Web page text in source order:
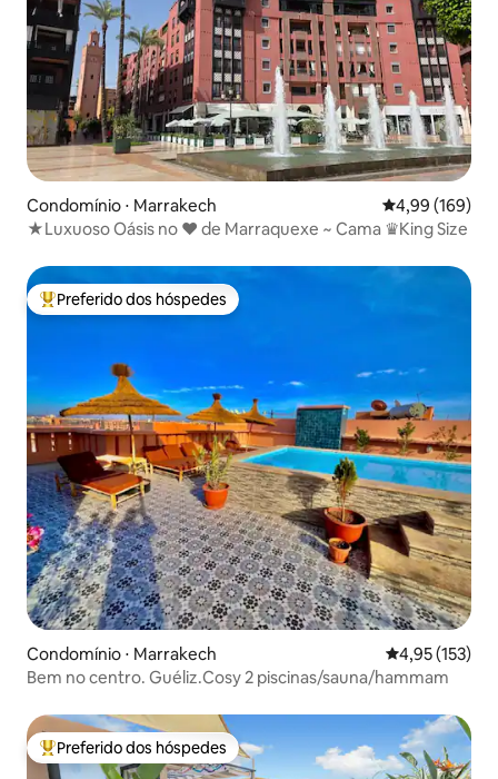
Condomínio ⋅ Marrakech 4,99 de uma
4,99 (169)
★Luxuoso Oásis no ❤ de Marraquexe ~ Cama ♛King Size
Entre os melhores preferidos dos hóspedes
Preferido dos hóspedes
Condomínio ⋅ Marrakech 4,95 de uma
4,95 (153)
Bem no centro. Guéliz.Cosy 2 piscinas/sauna/hammam
Entre os melhores preferidos dos hóspedes
Preferido dos hóspedes